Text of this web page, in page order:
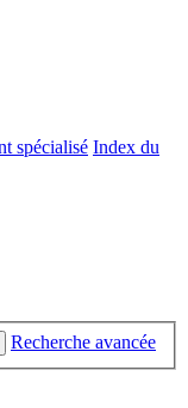
spécialisé Index du
Recherche avancée